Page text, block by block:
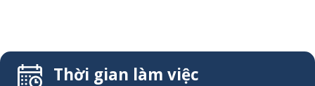
Thời gian làm việc